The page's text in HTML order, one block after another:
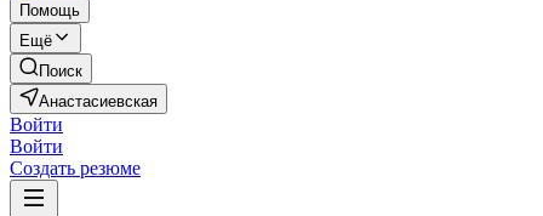
Помощь
Ещё
Поиск
Анастасиевская
Войти
Войти
Создать резюме